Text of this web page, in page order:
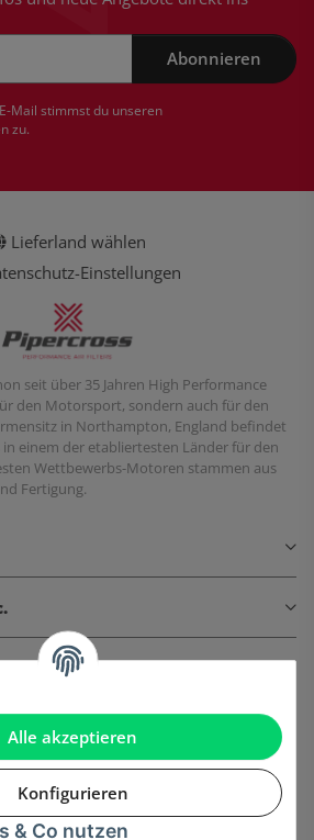
Alle akzeptieren
Konfigurieren
& Co nutzen
Abonnieren
Mail stimmst du unseren
zu.
Lieferland wählen
Einstellungen
seit über 35 Jahren High Performance
den Motorsport, sondern auch für den
in Northampton, England befindet
in einem der etabliertesten Länder für den
Wettbewerbs-Motoren stammen aus
Fertigung.